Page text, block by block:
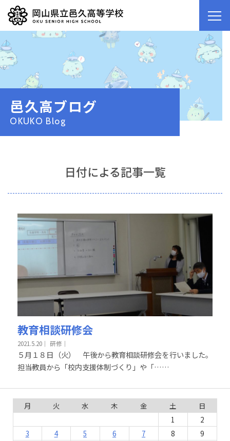
邑久高ブログ
OKUKO Blog
日付による記事一覧
教育相談研修会
2021.5.20 ｜研修｜
５月１８日（火） 午後から教育相談研修会を行いました。
担当教員から「校内支援体制づくり」や「……
月 火 水 木 金 土
日
1
2
3
4 5 6 7 8
9